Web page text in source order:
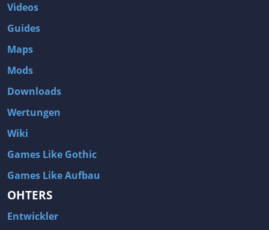
Videos
Guides
Maps
Mods
Downloads
Wertungen
Wiki
Games Like Gothic
Games Like Aufbau
OHTERS
Entwickler